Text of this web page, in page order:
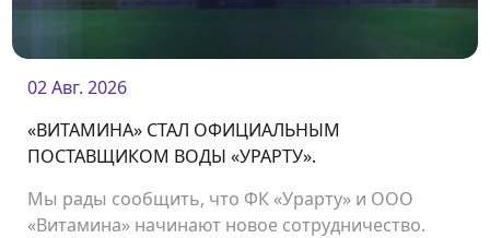
02 Авг. 2026
«ВИТАМИНА» СТАЛ ОФИЦИАЛЬНЫМ
ПОСТАВЩИКОМ ВОДЫ «УРАРТУ».
Мы рады сообщить, что ФК «Урарту» и ООО
«Витамина» начинают новое сотрудничество.